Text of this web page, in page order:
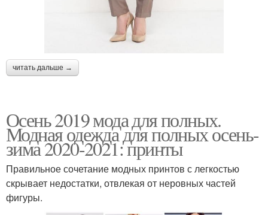
читать дальше →
Осень 2019 мода для полных.
Модная одежда для полных осень-
зима 2020-2021: принты
Правильное сочетание модных принтов с легкостью
скрывает недостатки, отвлекая от неровных частей
фигуры.